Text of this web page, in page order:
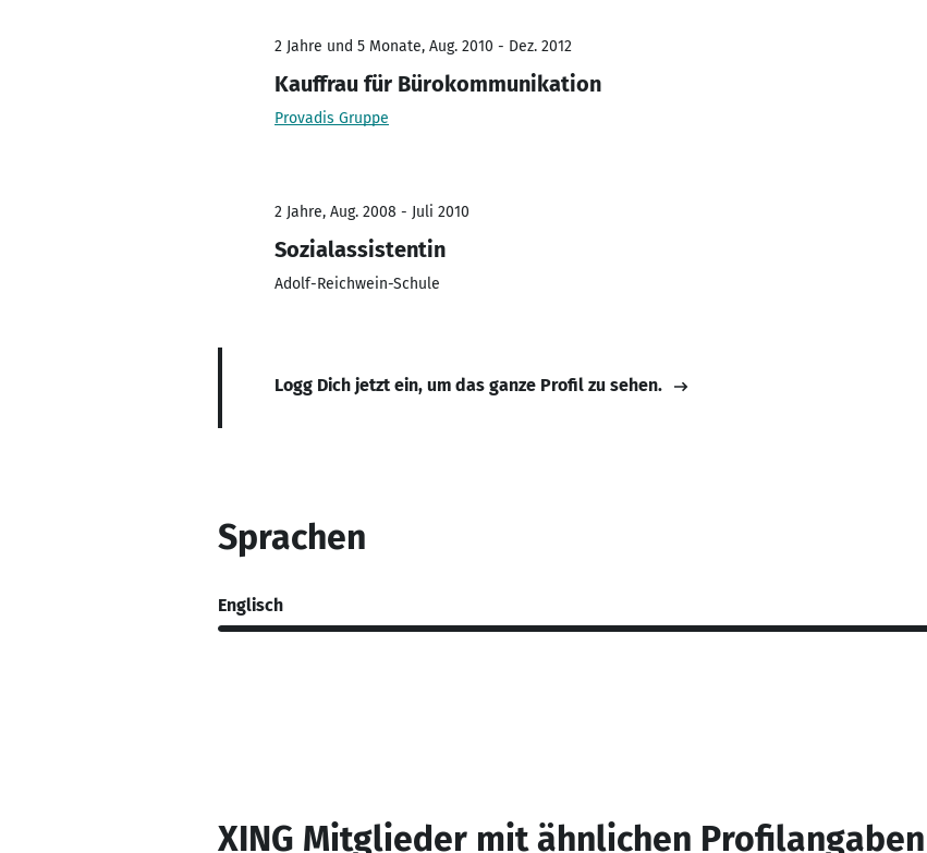
2 Jahre und 5 Monate, Aug. 2010 - Dez. 2012
Kauffrau für Bürokommunikation
Provadis Gruppe
2 Jahre, Aug. 2008 - Juli 2010
Sozialassistentin
Adolf-Reichwein-Schule
Logg Dich jetzt ein, um das ganze Profil zu sehen.
Sprachen
Englisch
XING Mitglieder mit ähnlichen Profilangaben